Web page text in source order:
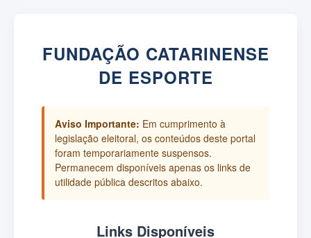
FUNDAÇÃO CATARINENSE
DE ESPORTE
Aviso Importante: Em cumprimento à
legislação eleitoral, os conteúdos deste portal
foram temporariamente suspensos.
Permanecem disponíveis apenas os links de
utilidade pública descritos abaixo.
Links Disponíveis